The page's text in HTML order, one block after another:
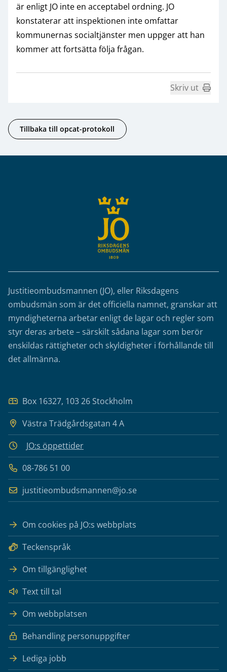
är enligt JO inte en acceptabel ordning. JO
konstaterar att inspektionen inte omfattar
kommunernas socialtjänster men uppger att han
kommer att fortsätta följa frågan.
Skriv ut
Tillbaka till opcat-protokoll
Justitieombudsmannen (JO), eller Riksdagens
ombudsmän som är det officiella namnet, granskar att
myndigheterna arbetar enligt de lagar och regler som
styr deras arbete – särskilt sådana lagar som berör
enskildas rättigheter och skyldigheter i förhållande till
det allmänna.
Box 16327, 103 26 Stockholm
Västra Trädgårdsgatan 4 A
JO:s öppettider
08-786 51 00
justitieombudsmannen@jo.se
Om cookies på JO:s webbplats
Teckenspråk
Om tillgänglighet
Text till tal
Om webbplatsen
Behandling personuppgifter
Lediga jobb